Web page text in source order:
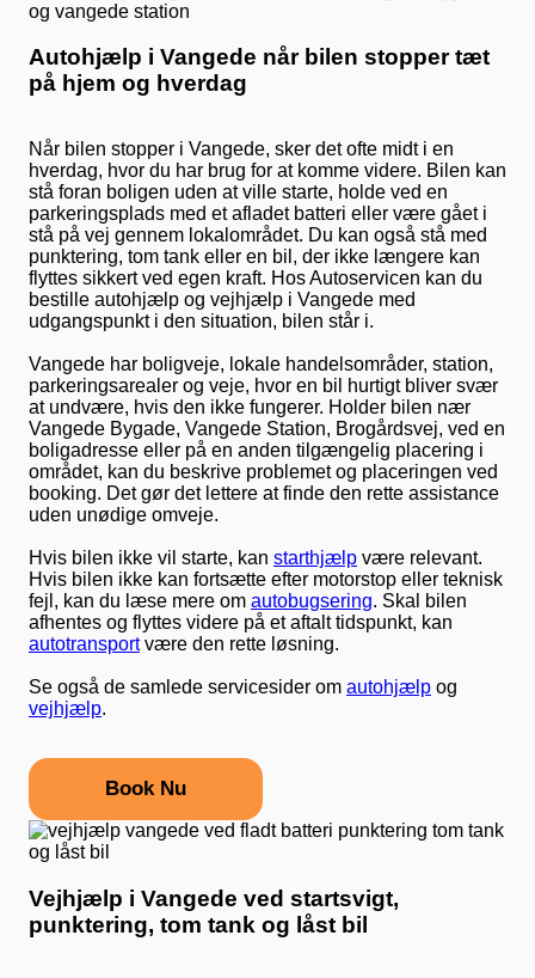
Autohjælp i Vangede når bilen stopper tæt
på hjem og hverdag
Når bilen stopper i Vangede, sker det ofte midt i en
hverdag, hvor du har brug for at komme videre. Bilen kan
stå foran boligen uden at ville starte, holde ved en
parkeringsplads med et afladet batteri eller være gået i
stå på vej gennem lokalområdet. Du kan også stå med
punktering, tom tank eller en bil, der ikke længere kan
flyttes sikkert ved egen kraft. Hos Autoservicen kan du
bestille autohjælp og vejhjælp i Vangede med
udgangspunkt i den situation, bilen står i.
Vangede har boligveje, lokale handelsområder, station,
parkeringsarealer og veje, hvor en bil hurtigt bliver svær
at undvære, hvis den ikke fungerer. Holder bilen nær
Vangede Bygade, Vangede Station, Brogårdsvej, ved en
boligadresse eller på en anden tilgængelig placering i
området, kan du beskrive problemet og placeringen ved
booking. Det gør det lettere at finde den rette assistance
uden unødige omveje.
Hvis bilen ikke vil starte, kan starthjælp være relevant.
Hvis bilen ikke kan fortsætte efter motorstop eller teknisk
fejl, kan du læse mere om autobugsering. Skal bilen
afhentes og flyttes videre på et aftalt tidspunkt, kan
autotransportvære den rette løsning.
Se også de samlede servicesider om autohjælp og
vejhjælp.
Book Nu
Vejhjælp i Vangede ved startsvigt,
punktering, tom tank og låst bil